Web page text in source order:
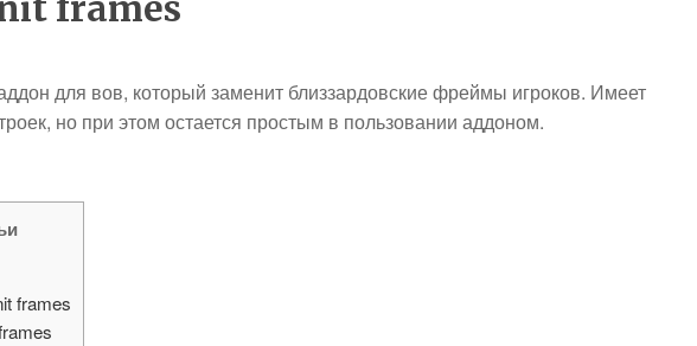
для вов, который заменит близзардовские фреймы игроков. Имеет
но при этом остается простым в пользовании аддоном.
frames